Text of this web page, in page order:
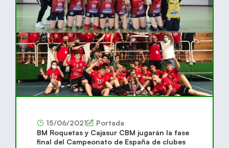
15/06/2021
Portada
BM Roquetas y Cajasur CBM jugarán la fase
final del Campeonato de España de clubes